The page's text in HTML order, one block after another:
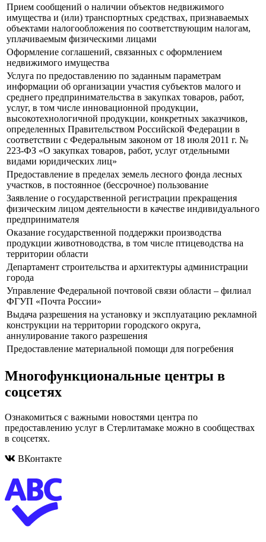
Прием сообщений о наличии объектов недвижимого
имущества и (или) транспортных средствах, признаваемых
объектами налогообложения по соответствующим налогам,
уплачиваемым физическими лицами
Оформление соглашений, связанных с оформлением
недвижимого имущества
Услуга по предоставлению по заданным параметрам
информации об организации участия субъектов малого и
среднего предпринимательства в закупках товаров, работ,
услуг, в том числе инновационной продукции,
высокотехнологичной продукции, конкретных заказчиков,
определенных Правительством Российской Федерации в
соответствии с Федеральным законом от 18 июля 2011 г. №
223-ФЗ «О закупках товаров, работ, услуг отдельными
видами юридических лиц»
Предоставление в пределах земель лесного фонда лесных
участков, в постоянное (бессрочное) пользование
Заявление о государственной регистрации прекращения
физическим лицом деятельности в качестве индивидуального
предпринимателя
Оказание государственной поддержки производства
продукции животноводства, в том числе птицеводства на
территории области
Департамент строительства и архитектуры администрации
города
Управление Федеральной почтовой связи области – филиал
ФГУП «Почта России»
Выдача разрешения на установку и эксплуатацию рекламной
конструкции на территории городского округа,
аннулирование такого разрешения
Предоставление материальной помощи для погребения
Многофункциональные центры в
соцсетях
Ознакомиться с важными новостями центра по
предоставлению услуг в Стерлитамаке можно в сообществах
в соцсетях.
ВКонтакте